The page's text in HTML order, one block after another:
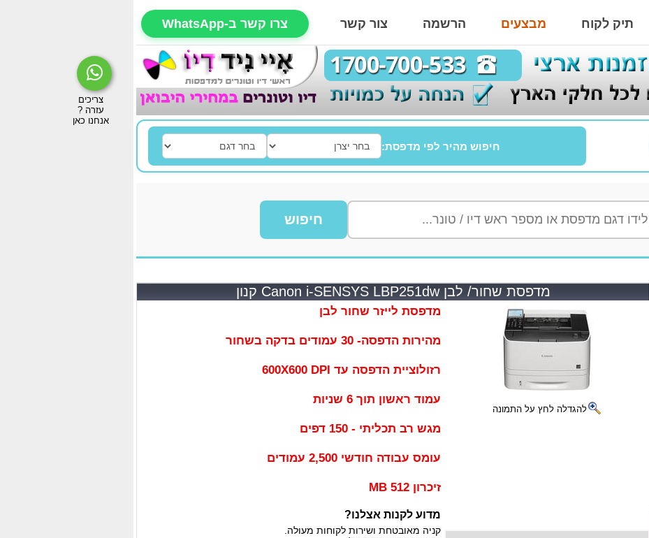
תיק לקוח מבצעים הרשמה צור קשר צרו קשר ב-WhatsApp
חיפוש מהיר לפי מדפסת:
חיפוש
מדפסת שחור/ לבן Canon i-SENSYS LBP251dw קנון
להגדלה לחץ על התמונה
מדפסת לייזר שחור לבן
מהירות הדפסה- 30 עמודים בדקה בשחור
רזולוציית הדפסה עד 600X600 DPI
עמוד ראשון תוך 6 שניות
מגש רב תכליתי - 150 דפים
עומס עבודה חודשי 2,500 עמודים
זיכרון 512 MB
מדוע לקנות אצלנו?
קניה מאובטחת ושירות לקוחות מעולה.